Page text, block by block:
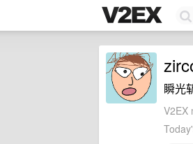
瞬光
V2EX